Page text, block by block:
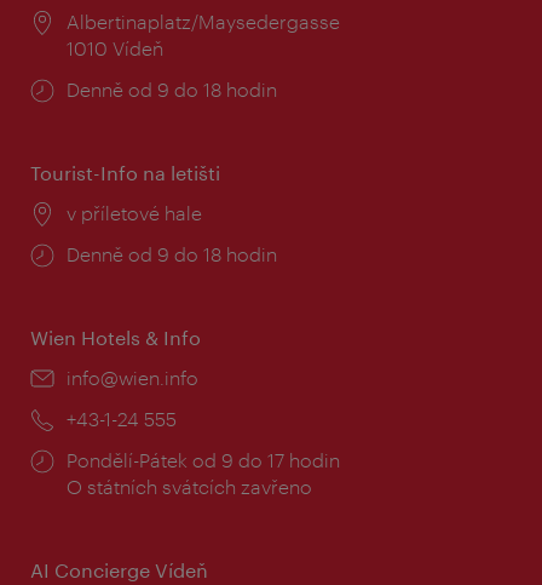
Místo:
Albertinaplatz/Maysedergasse
1010 Vídeň
Provozní
Denně od 9 do 18 hodin
Tourist-Info na letišti
Místo:
v příletové hale
Provozní
Denně od 9 do 18 hodin
Wien Hotels & Info
E-
info@wien.info
Telefon:
+43-1-24 555
Provozní
doba:
Pondělí-Pátek od 9 do 17 hodin
O státních svátcích zavřeno
AI Concierge Vídeň